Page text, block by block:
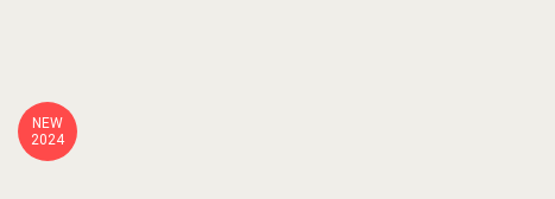
NEW
2024